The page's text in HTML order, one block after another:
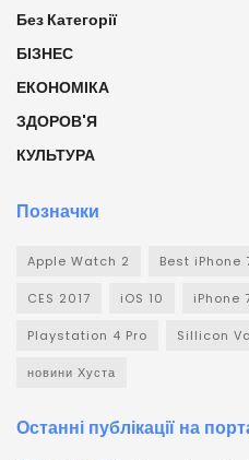
Без Категорії
БІЗНЕС
ЕКОНОМІКА
ЗДОРОВ'Я
КУЛЬТУРА
Позначки
Apple Watch 2 Best iPhone
CES 2017 iOS 10 iPhone
Playstation 4 Pro Sillicon
новини Хуста
Останні публікації на